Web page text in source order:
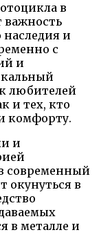
в
важность
наследия и
с
и
любителей
и тех, кто
комфорту.
и
современный
окунуться в
в металле и